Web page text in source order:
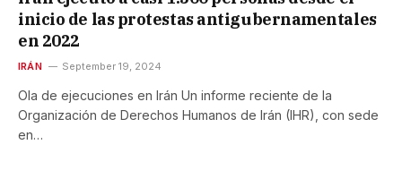
inicio de las protestas antigubernamentales
en 2022
IRÁN September 19, 2024
Ola de ejecuciones en Irán Un informe reciente de la
Organización de Derechos Humanos de Irán (IHR), con sede
en…